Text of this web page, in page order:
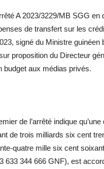
A 2023/3229/MB SGG en
de transfert sur les
signé du Ministre guinéen
proposition du Directeur
budget aux médias privés.
de l’arrêté indique
de trois milliards six cent
quatre mille six cent
633 344 666 GNF), est